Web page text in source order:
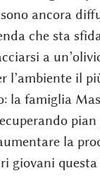
ancora
che sta
a
l’ambiente il
la famiglia
la
giovani questa